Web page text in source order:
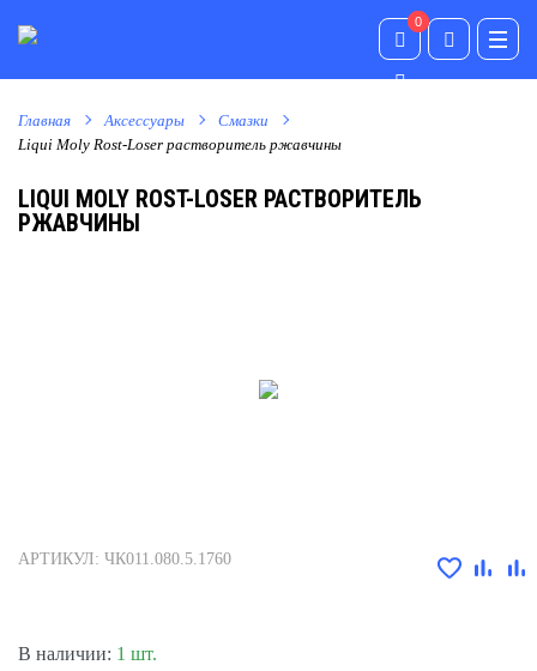
0
0
Главная Аксессуары
Смазки
Liqui Moly Rost-Loser растворитель ржавчины
LIQUI MOLY ROST-LOSER РАСТВОРИТЕЛЬ
РЖАВЧИНЫ
АРТИКУЛ: ЧК011.080.5.1760
В наличии: 1 шт.